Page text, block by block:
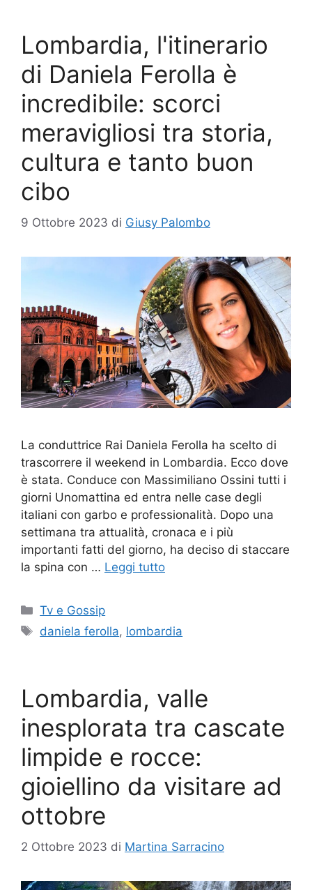
Lombardia, l'itinerario
di Daniela Ferolla è
incredibile: scorci
meravigliosi tra storia,
cultura e tanto buon
cibo
9 Ottobre 2023 di Giusy Palombo
La conduttrice Rai Daniela Ferolla ha scelto di
trascorrere il weekend in Lombardia. Ecco dove
è stata. Conduce con Massimiliano Ossini tutti i
giorni Unomattina ed entra nelle case degli
italiani con garbo e professionalità. Dopo una
settimana tra attualità, cronaca e i più
importanti fatti del giorno, ha deciso di staccare
la spina con … Leggi tutto
Categorie
Tv e Gossip
Tag
daniela ferolla, lombardia
Lombardia, valle
inesplorata tra cascate
limpide e rocce:
gioiellino da visitare ad
ottobre
2 Ottobre 2023 di Martina Sarracino